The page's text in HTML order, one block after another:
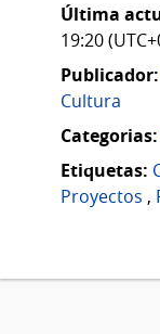
Última
19:20
Publicador:
Cultura
Categorias:
Etiquetas:
Proyectos ,